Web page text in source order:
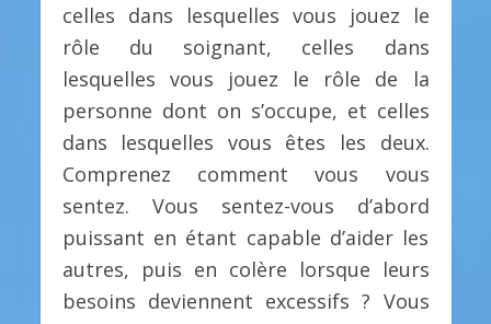
celles dans lesquelles vous jouez le
rôle du soignant, celles dans
lesquelles vous jouez le rôle de la
personne dont on s’occupe, et celles
dans lesquelles vous êtes les deux.
Comprenez comment vous vous
sentez. Vous sentez-vous d’abord
puissant en étant capable d’aider les
autres, puis en colère lorsque leurs
besoins deviennent excessifs ? Vous